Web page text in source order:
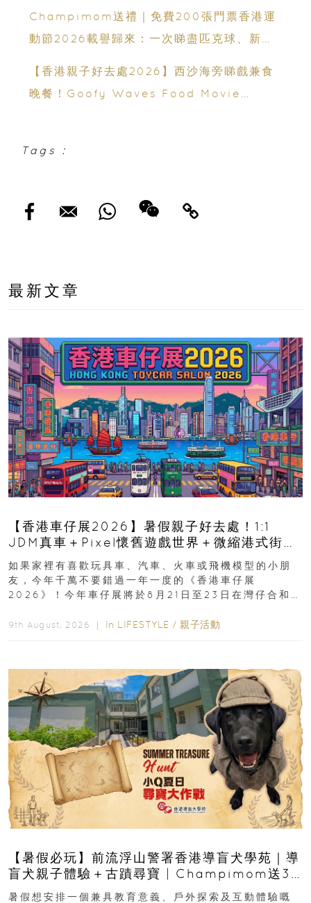
Champimom送禮｜免費200張門票香港運
動節2026載譽歸來：一次睇盡匹克球、新興
【香港親子好去處2026】西沙海旁睇戲兼食
晚餐！Goofy Waves Food Movie
Tags :
最新文章
【香港車仔展2026】暑假親子好去處！1:1
JDM真車＋Pixel懷舊遊戲世界＋微縮港式街景
8月灣仔登場 車迷家庭必去！
如果家裡有喜歡玩具車、汽車、火車或飛機模型的小朋
友，今年千萬不要錯過一年一度的《香港車仔展
2026》！今年車仔展將於8月21日至23日在灣仔合和酒
9th August, 2026 ｜ In LIFESTYLE / 親子活動
【暑假必玩】前流浮山警署香港導盲犬學苑｜導
盲犬親子體驗＋古蹟尋寶 | Champimom送3
組免費名額
暑假想安排一個兼具教育意義、戶外探索及互動體驗嘅